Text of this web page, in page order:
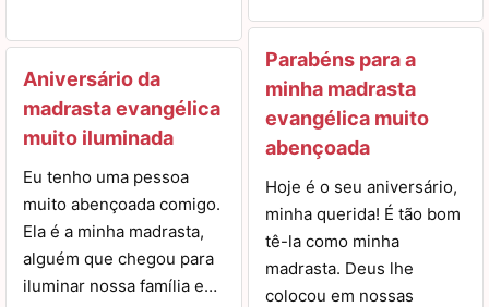
Aniversário da
madrasta evangélica
muito iluminada
Eu tenho uma pessoa
muito abençoada comigo.
Ela é a minha madrasta,
alguém que chegou para
iluminar nossa família e…
Parabéns para a
minha madrasta
evangélica muito
abençoada
Hoje é o seu aniversário,
minha querida! É tão bom
tê-la como minha
madrasta. Deus lhe
colocou em nossas